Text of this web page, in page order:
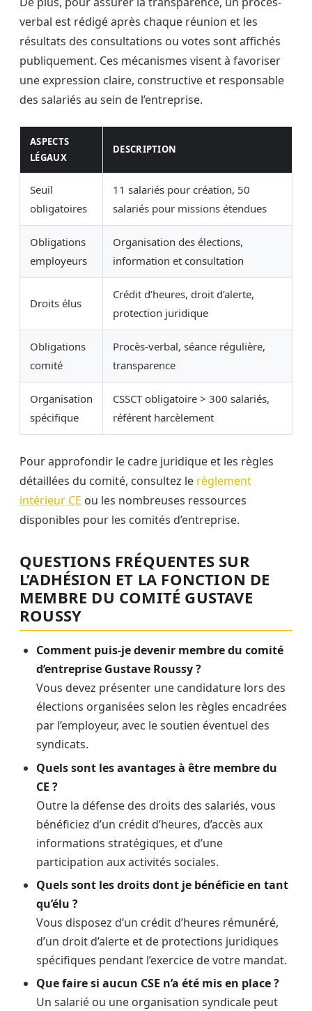
verbal est rédigé après chaque réunion et les
résultats des consultations ou votes sont affichés
publiquement. Ces mécanismes visent à favoriser
une expression claire, constructive et responsable
des salariés au sein de l’entreprise.
ASPECTS
LÉGAUX
DESCRIPTION
Seuil
obligatoires
11 salariés pour création, 50
salariés pour missions étendues
Obligations
employeurs
Organisation des élections,
information et consultation
Droits élus
Crédit d’heures, droit d’alerte,
protection juridique
Obligations
comité
Procès-verbal, séance régulière,
transparence
Organisation
spécifique
CSSCT obligatoire > 300 salariés,
référent harcèlement
Pour approfondir le cadre juridique et les règles
détaillées du comité, consultez le règlement
intérieur CE ou les nombreuses ressources
disponibles pour les comités d’entreprise.
QUESTIONS FRÉQUENTES SUR
L’ADHÉSION ET LA FONCTION DE
MEMBRE DU COMITÉ GUSTAVE
ROUSSY
Comment puis-je devenir membre du comité
d’entreprise Gustave Roussy ?
Vous devez présenter une candidature lors des
élections organisées selon les règles encadrées
par l’employeur, avec le soutien éventuel des
syndicats.
Quels sont les avantages à être membre du
CE ?
Outre la défense des droits des salariés, vous
bénéficiez d’un crédit d’heures, d’accès aux
informations stratégiques, et d’une
participation aux activités sociales.
Quels sont les droits dont je bénéficie en tant
qu’élu ?
Vous disposez d’un crédit d’heures rémunéré,
d’un droit d’alerte et de protections juridiques
spécifiques pendant l’exercice de votre mandat.
Que faire si aucun CSE n’a été mis en place ?
Un salarié ou une organisation syndicale peut